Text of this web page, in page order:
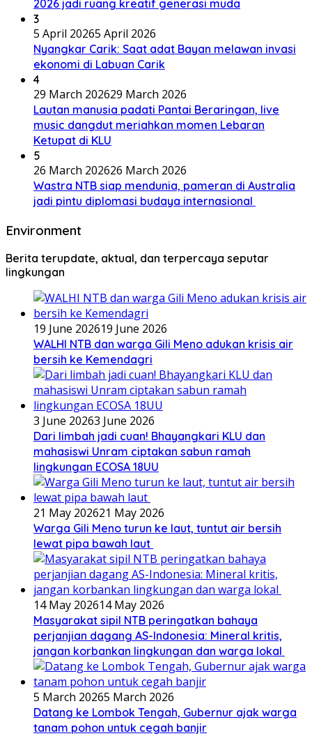
2026 jadi ruang kreatif generasi muda
3
5 April 20265 April 2026
Nyangkar Carik: Saat adat Bayan melawan invasi
ekonomi di Labuan Carik
4
29 March 202629 March 2026
Lautan manusia padati Pantai Beraringan, live
music dangdut meriahkan momen Lebaran
Ketupat di KLU
5
26 March 202626 March 2026
Wastra NTB siap mendunia, pameran di Australia
jadi pintu diplomasi budaya internasional
Environment
Berita terupdate, aktual, dan terpercaya seputar
lingkungan
19 June 202619 June 2026
WALHI NTB dan warga Gili Meno adukan krisis air
bersih ke Kemendagri
3 June 20263 June 2026
Dari limbah jadi cuan! Bhayangkari KLU dan
mahasiswi Unram ciptakan sabun ramah
lingkungan ECOSA 18UU
21 May 202621 May 2026
Warga Gili Meno turun ke laut, tuntut air bersih
lewat pipa bawah laut
14 May 202614 May 2026
Masyarakat sipil NTB peringatkan bahaya
perjanjian dagang AS-Indonesia: Mineral kritis,
jangan korbankan lingkungan dan warga lokal
5 March 20265 March 2026
Datang ke Lombok Tengah, Gubernur ajak warga
tanam pohon untuk cegah banjir